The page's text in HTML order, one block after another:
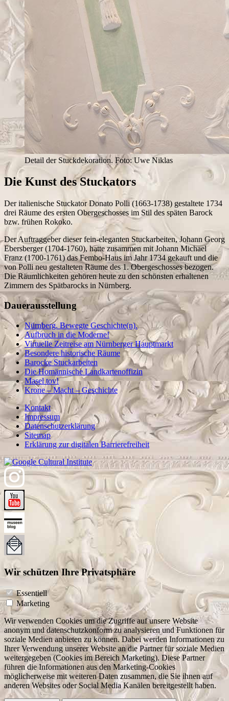
Detail der Stuckdekoration. Foto: Uwe Niklas
Die Kunst des Stuckators
Der italienische Stuckator Donato Polli (1663-1738) gestaltete 1734
drei Räume des ersten Obergeschosses im Stil des späten Barock
bzw. frühen Rokoko.
Der Auftraggeber dieser fein-eleganten Stuckarbeiten, Johann Georg
Ebersberger (1704-1760), hatte zusammen mit Johann Michael
Franz (1700-1761) das Fembo-Haus im Jahr 1734 gekauft und die
von Polli neu gestalteten Räume des 1. Obergeschosses bezogen.
Die Räumlichkeiten gehören heute zu den schönsten erhaltenen
Zimmern des Spätbarocks in Nürnberg.
Dauerausstellung
Nürnberg. Bewegte Geschichte(n).
Aufbruch in die Moderne!
Virtuelle Zeitreise am Nürnberger Hauptmarkt
Besondere historische Räume
Barocke Stuckarbeiten
Die Homännische Landkartenoffizin
Masel tov!
Krone – Macht – Geschichte
Kontakt
Impressum
Datenschutzerklärung
Sitemap
Erklärung zur digitalen Barrierefreiheit
Wir schützen Ihre Privatsphäre
Essentiell
Marketing
Wir verwenden Cookies um die Zugriffe auf unsere Website
anonym und datenschutzkonform zu analysieren und Funktionen für
soziale Medien anbieten zu können. Dabei werden Informationen zu
Ihrer Verwendung unserer Website an die Partner für soziale Medien
weitergegeben (Cookies im Bereich Marketing). Diese Partner
führen die Informationen aus den Marketing-Cookies
möglicherweise mit weiteren Daten zusammen, die Sie ihnen auf
anderen Websites oder Social Media Kanälen bereitgestellt haben.